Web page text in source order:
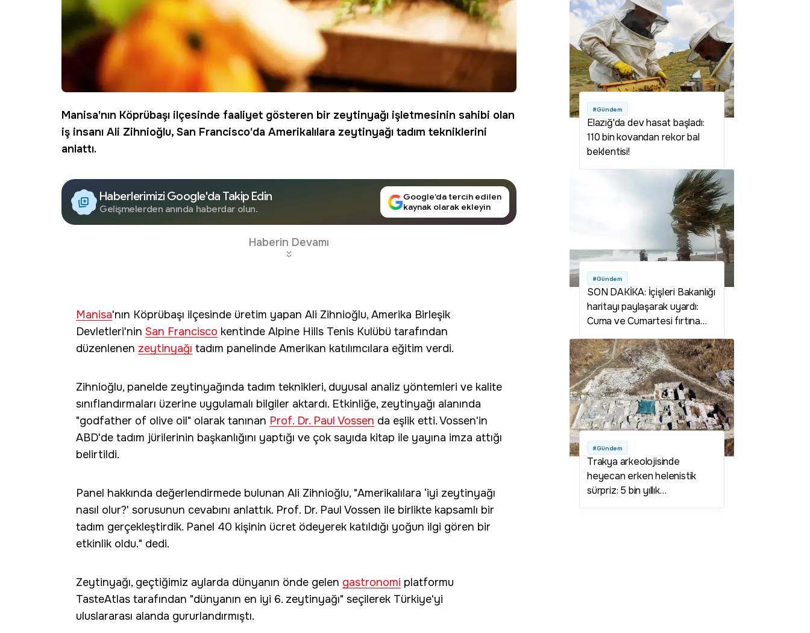
Manisa'nın Köprübaşı ilçesinde faaliyet gösteren bir zeytinyağı işletmesinin sahibi olan
iş insanı Ali Zihnioğlu, San Francisco'da Amerikalılara zeytinyağı tadım tekniklerini
anlattı.
Haberlerimizi Google'da Takip Edin
Gelişmelerden anında haberdar olun.
Google’da tercih edilen
kaynak olarak ekleyin
Haberin Devamı
Manisa'nın Köprübaşı ilçesinde üretim yapan Ali Zihnioğlu, Amerika Birleşik
Devletleri'nin San Francisco kentinde Alpine Hills Tenis Kulübü tarafından
düzenlenen zeytinyağı tadım panelinde Amerikan katılımcılara eğitim verdi.
Zihnioğlu, panelde zeytinyağında tadım teknikleri, duyusal analiz yöntemleri ve kalite
sınıflandırmaları üzerine uygulamalı bilgiler aktardı. Etkinliğe, zeytinyağı alanında
"godfather of olive oil" olarak tanınan Prof. Dr. Paul Vossen da eşlik etti. Vossen'in
ABD'de tadım jürilerinin başkanlığını yaptığı ve çok sayıda kitap ile yayına imza attığı
belirtildi.
Panel hakkında değerlendirmede bulunan Ali Zihnioğlu, "Amerikalılara ‘iyi zeytinyağı
nasıl olur?' sorusunun cevabını anlattık. Prof. Dr. Paul Vossen ile birlikte kapsamlı bir
tadım gerçekleştirdik. Panel 40 kişinin ücret ödeyerek katıldığı yoğun ilgi gören bir
etkinlik oldu." dedi.
Zeytinyağı, geçtiğimiz aylarda dünyanın önde gelen gastronomi platformu
TasteAtlas tarafından "dünyanın en iyi 6. zeytinyağı" seçilerek Türkiye'yi
uluslararası alanda gururlandırmıştı.
#Gündem
Elazığ'da dev hasat başladı:
110 bin kovandan rekor bal
beklentisi!
#Gündem
SON DAKİKA: İçişleri Bakanlığı
haritayı paylaşarak uyardı:
Cuma ve Cumartesi fırtına
rüzgarın etkili olacağı iller
#Gündem
Trakya arkeolojisinde
heyecan erken helenistik
sürpriz: 5 bin yıllık